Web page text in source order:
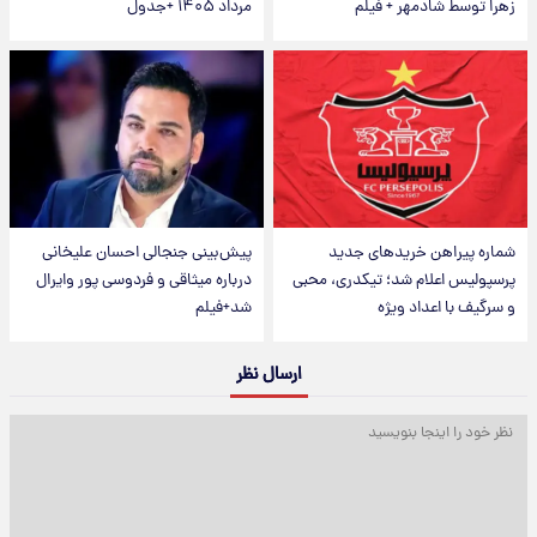
زهرا توسط شادمهر + فیلم مرداد ۱۴۰۵ +جدول
شماره پیراهن خریدهای جدید
پرسپولیس اعلام شد؛ تیکدری، محبی
و سرگیف با اعداد ویژه
پیش‌بینی جنجالی احسان علیخانی
درباره میثاقی و فردوسی پور وایرال
شد+فیلم
ارسال نظر